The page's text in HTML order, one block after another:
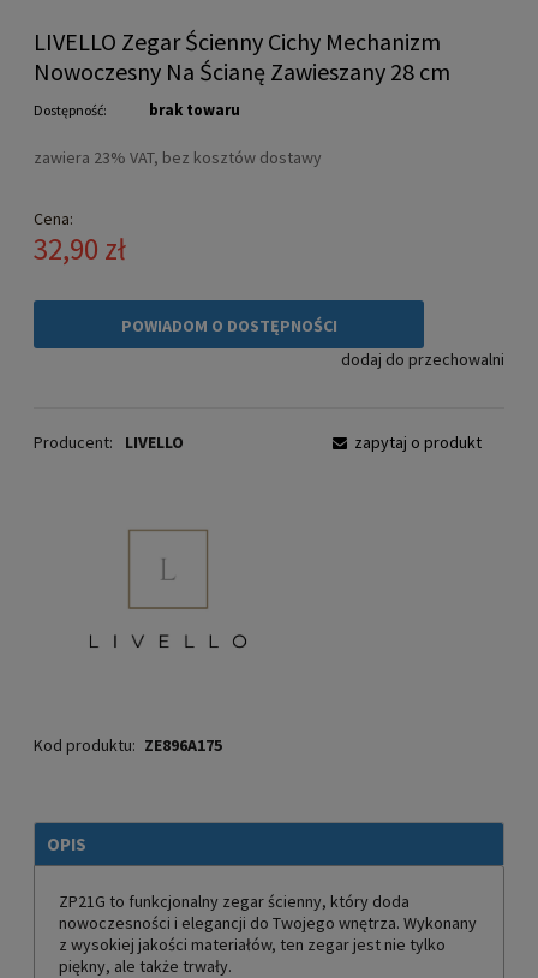
LIVELLO Zegar Ścienny Cichy Mechanizm
Nowoczesny Na Ścianę Zawieszany 28 cm
Dostępność: brak towaru
zawiera 23% VAT, bez kosztów dostawy
Cena:
32,90 zł
POWIADOM O DOSTĘPNOŚCI
dodaj do przechowalni
Producent: LIVELLO
Kod produktu: ZE896A175
zapytaj o produkt
OPIS
ZP21G to funkcjonalny zegar ścienny, który doda
nowoczesności i elegancji do Twojego wnętrza. Wykonany
z wysokiej jakości materiałów, ten zegar jest nie tylko
piękny, ale także trwały.